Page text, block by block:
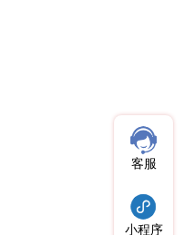
客服
小程序